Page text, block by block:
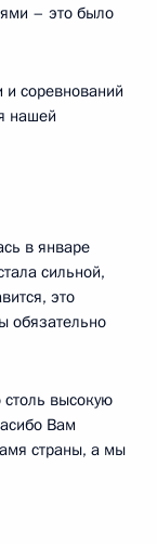
– это было
и соревнований
нашей
в январе
сильной,
это
обязательно
столь высокую
Вам
страны, а мы